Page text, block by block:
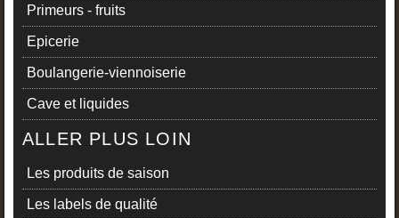
Primeurs - fruits
Epicerie
Boulangerie-viennoiserie
Cave et liquides
ALLER PLUS LOIN
Les produits de saison
Les labels de qualité